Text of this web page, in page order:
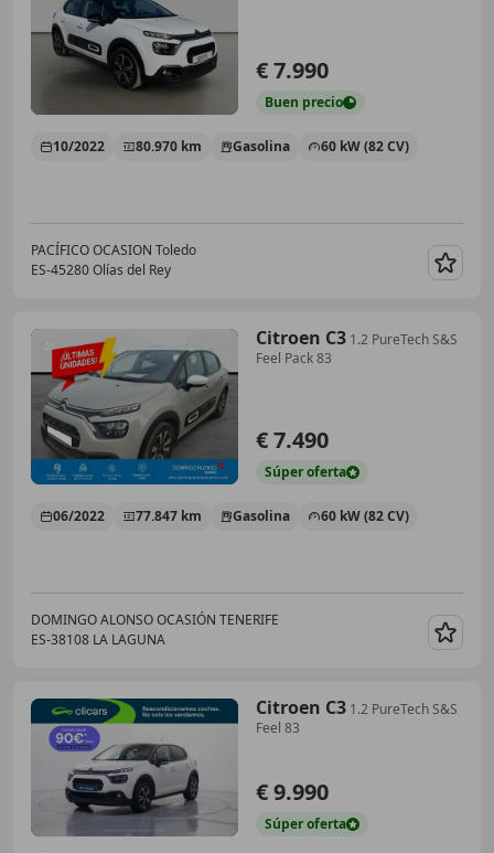
€ 7.990
Buen precio
10/2022 80.970 km Gasolina 60 kW (82 CV)
PACÍFICO OCASION Toledo
ES-45280 Olías del Rey
Citroen C3 1.2 PureTech S&S
Feel Pack 83
€ 7.490
Súperoferta
06/2022 77.847 km Gasolina 60 kW (82 CV)
DOMINGO ALONSO OCASIÓN TENERIFE
ES-38108 LA LAGUNA
Citroen C3 1.2 PureTech S&S
Feel 83
€ 9.990
Súperoferta